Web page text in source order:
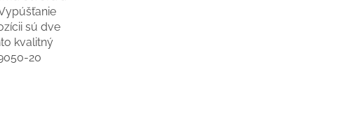
sú dve
kvalitný
20